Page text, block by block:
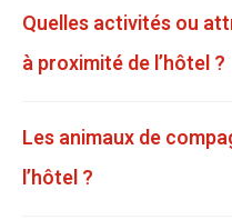
Quelles activités ou
à proximité de l’hôtel ?
Les animaux de
l’hôtel ?